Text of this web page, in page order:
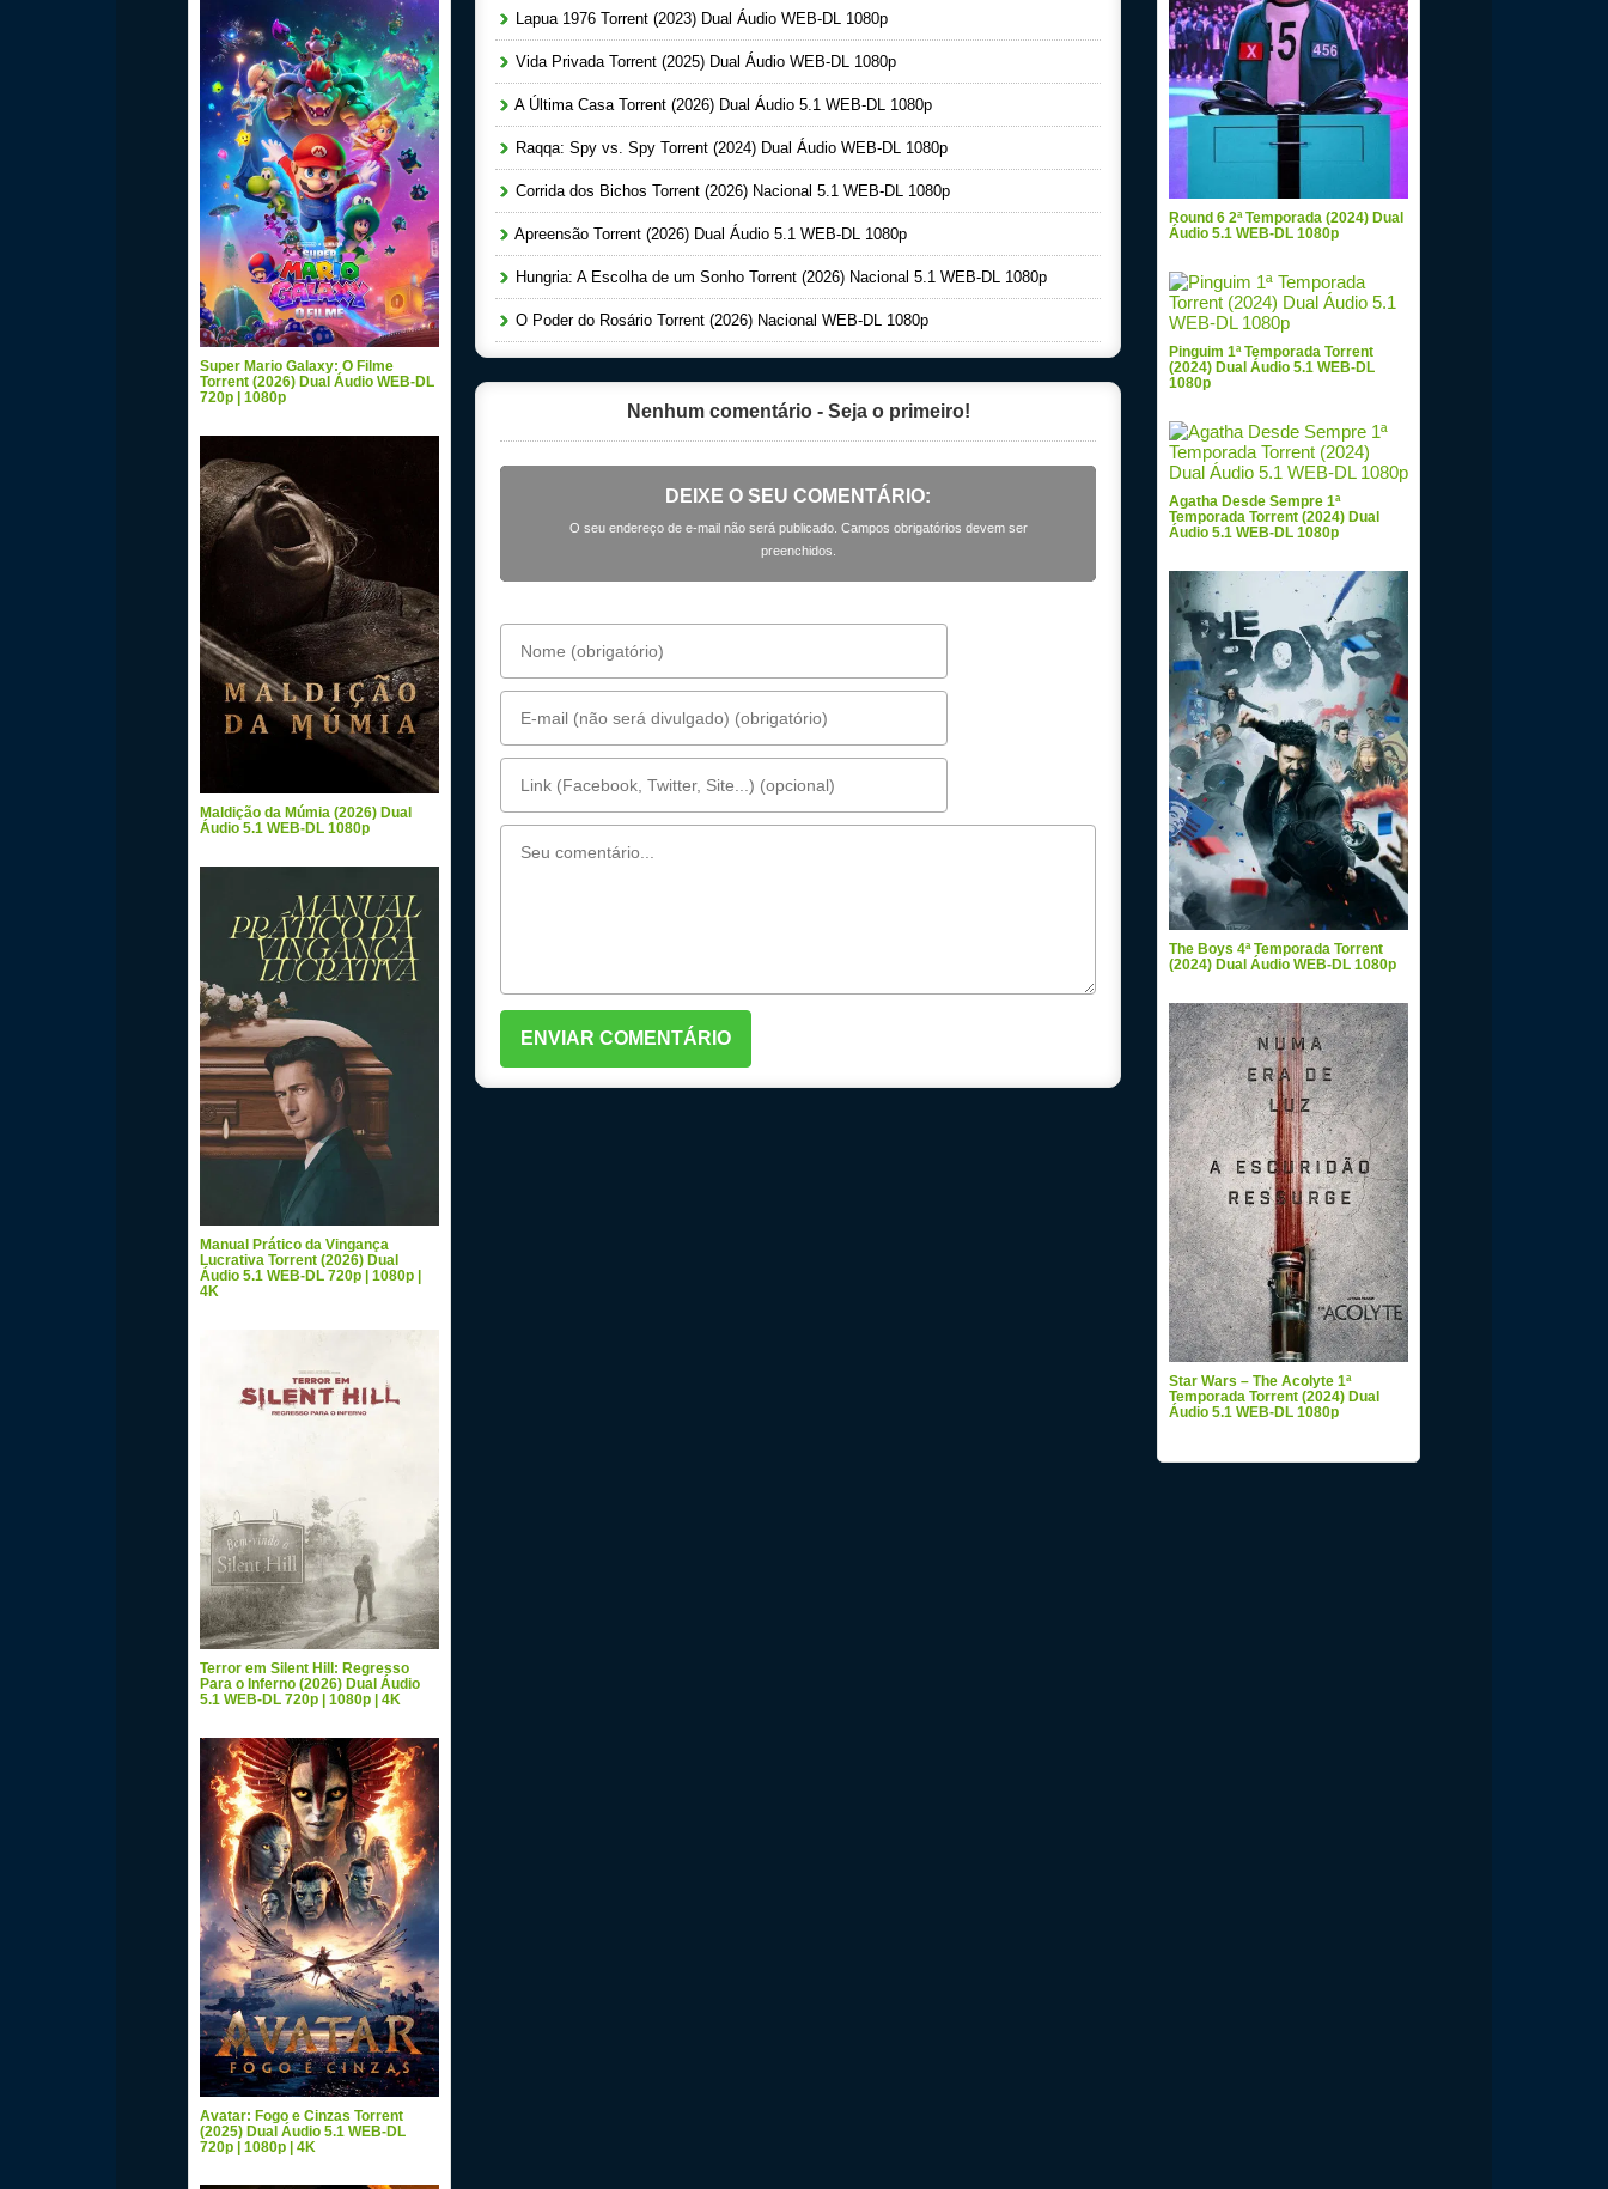
Lapua 1976 Torrent (2023) Dual Áudio WEB-DL 1080p
Vida Privada Torrent (2025) Dual Áudio WEB-DL 1080p
A Última Casa Torrent (2026) Dual Áudio 5.1 WEB-DL 1080p
Raqqa: Spy vs. Spy Torrent (2024) Dual Áudio WEB-DL 1080p
Corrida dos Bichos Torrent (2026) Nacional 5.1 WEB-DL 1080p
Apreensão Torrent (2026) Dual Áudio 5.1 WEB-DL 1080p
Hungria: A Escolha de um Sonho Torrent (2026) Nacional 5.1 WEB-DL 1080p
O Poder do Rosário Torrent (2026) Nacional WEB-DL 1080p
Nenhum comentário - Seja o primeiro!
DEIXE O SEU COMENTÁRIO:
O seu endereço de e-mail não será publicado. Campos obrigatórios devem ser
preenchidos.
Super Mario Galaxy: O Filme
Torrent (2026) Dual Áudio WEB-DL
720p | 1080p
Maldição da Múmia (2026) Dual
Áudio 5.1 WEB-DL 1080p
Manual Prático da Vingança
Lucrativa Torrent (2026) Dual
Áudio 5.1 WEB-DL 720p | 1080p |
4K
Terror em Silent Hill: Regresso
Para o Inferno (2026) Dual Áudio
5.1 WEB-DL 720p | 1080p | 4K
Avatar: Fogo e Cinzas Torrent
(2025) Dual Áudio 5.1 WEB-DL
720p | 1080p | 4K
Round 6 2ª Temporada (2024) Dual
Áudio 5.1 WEB-DL 1080p
Pinguim 1ª Temporada Torrent
(2024) Dual Áudio 5.1 WEB-DL
1080p
Agatha Desde Sempre 1ª
Temporada Torrent (2024) Dual
Áudio 5.1 WEB-DL 1080p
The Boys 4ª Temporada Torrent
(2024) Dual Áudio WEB-DL 1080p
Star Wars – The Acolyte 1ª
Temporada Torrent (2024) Dual
Áudio 5.1 WEB-DL 1080p